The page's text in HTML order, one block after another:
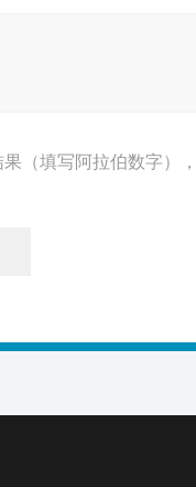
（填写阿拉伯数字）